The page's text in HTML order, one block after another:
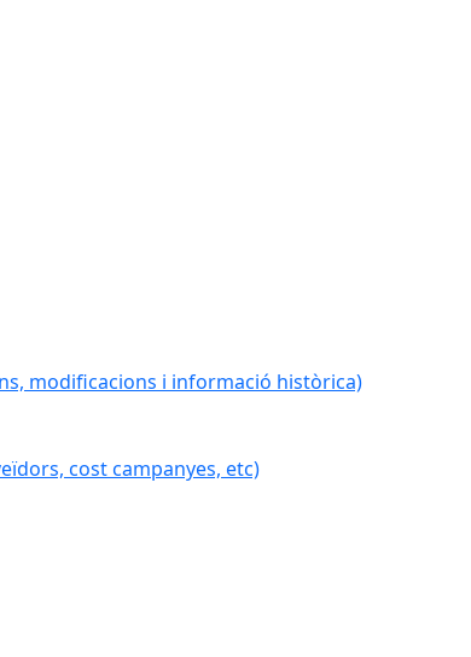
modificacions i informació històrica)
cost campanyes, etc)